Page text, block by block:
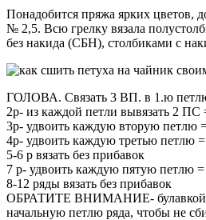
Понадобится пряжа ярких цветов,
№ 2,5. Всю грелку вязала
без накида (СБН), столбиками с
ГОЛОВА. Связать 3 ВП. в 1.ю петлю
2р- из каждой петли вывязать 2 ПС
3р- удвоить каждую вторую петлю
4р- удвоить каждую третью петлю
5-6 р вязать без прибавок
7 р- удвоить каждую пятую петлю
8-12 ряды вязать без прибавок
ОБРАТИТЕ ВНИМАНИЕ- булавкой
начальную петлю ряда, чтобы не